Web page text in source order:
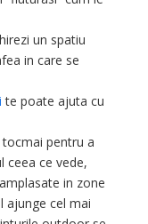
un spatiu
in care se
te poate ajuta cu
pentru a
ceea ce vede,
in zone
ajunge cel mai